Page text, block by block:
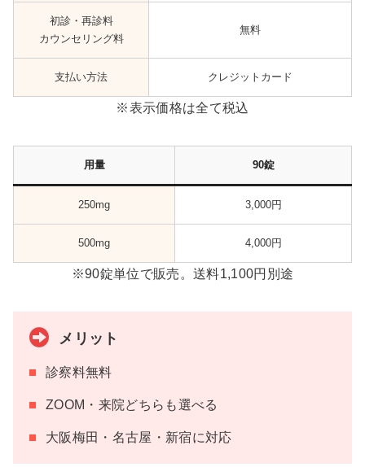
初診・再診料
カウンセリング料
無料
支払い方法 クレジットカード
※表示価格は全て税込
用量 90錠
250mg 3,000円
500mg 4,000円
※90錠単位で販売。送料1,100円別途
メリット
診察料無料
ZOOM・来院どちらも選べる
大阪梅田・名古屋・新宿に対応